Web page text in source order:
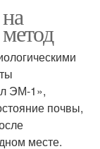
ЭМ-1»,
почвы,
месте.